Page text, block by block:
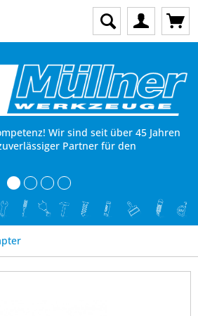
Wir sind seit über 45 Jahren
Partner für den